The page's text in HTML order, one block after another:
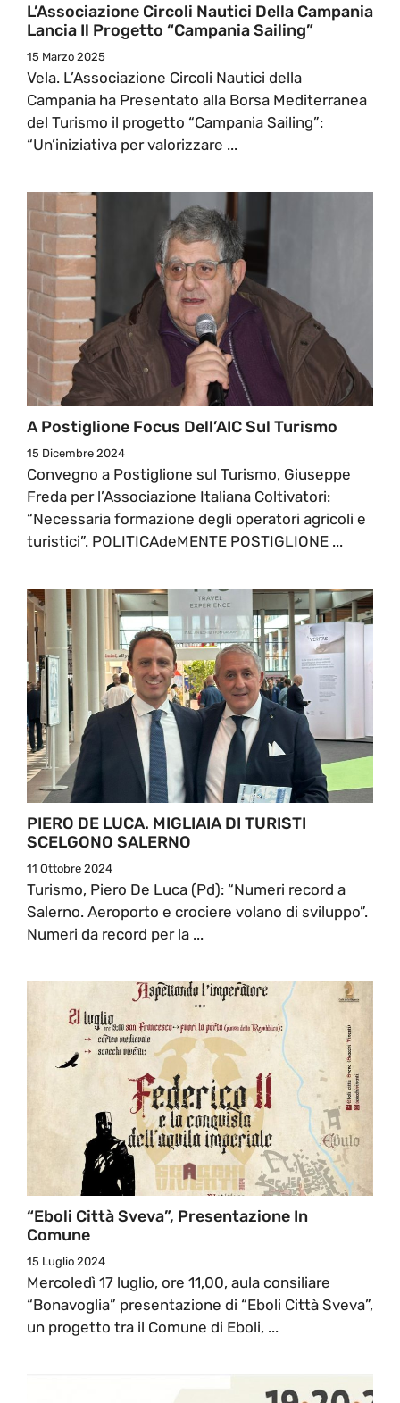
L’Associazione Circoli Nautici Della Campania
Lancia Il Progetto “Campania Sailing”
15 Marzo 2025
Vela. L’Associazione Circoli Nautici della
Campania ha Presentato alla Borsa Mediterranea
del Turismo il progetto “Campania Sailing”:
“Un’iniziativa per valorizzare ...
A Postiglione Focus Dell’AIC Sul Turismo
15 Dicembre 2024
Convegno a Postiglione sul Turismo, Giuseppe
Freda per l’Associazione Italiana Coltivatori:
“Necessaria formazione degli operatori agricoli e
turistici”. POLITICAdeMENTE POSTIGLIONE ...
PIERO DE LUCA. MIGLIAIA DI TURISTI
SCELGONO SALERNO
11 Ottobre 2024
Turismo, Piero De Luca (Pd): “Numeri record a
Salerno. Aeroporto e crociere volano di sviluppo”.
Numeri da record per la ...
“Eboli Città Sveva”, Presentazione In
Comune
15 Luglio 2024
Mercoledì 17 luglio, ore 11,00, aula consiliare
“Bonavoglia” presentazione di “Eboli Città Sveva”,
un progetto tra il Comune di Eboli, ...